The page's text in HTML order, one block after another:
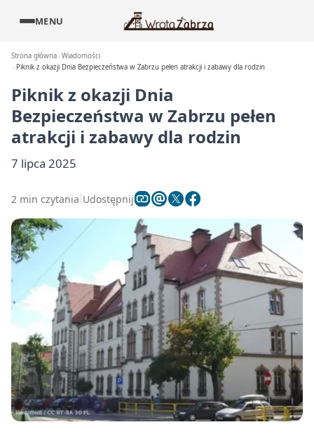
MENU
Strona główna Wiadomości
Piknik z okazji Dnia Bezpieczeństwa w Zabrzu pełen atrakcji i zabawy dla rodzin
Piknik z okazji Dnia
Bezpieczeństwa w Zabrzu pełen
atrakcji i zabawy dla rodzin
7 lipca 2025
2 min czytania Udostępnij